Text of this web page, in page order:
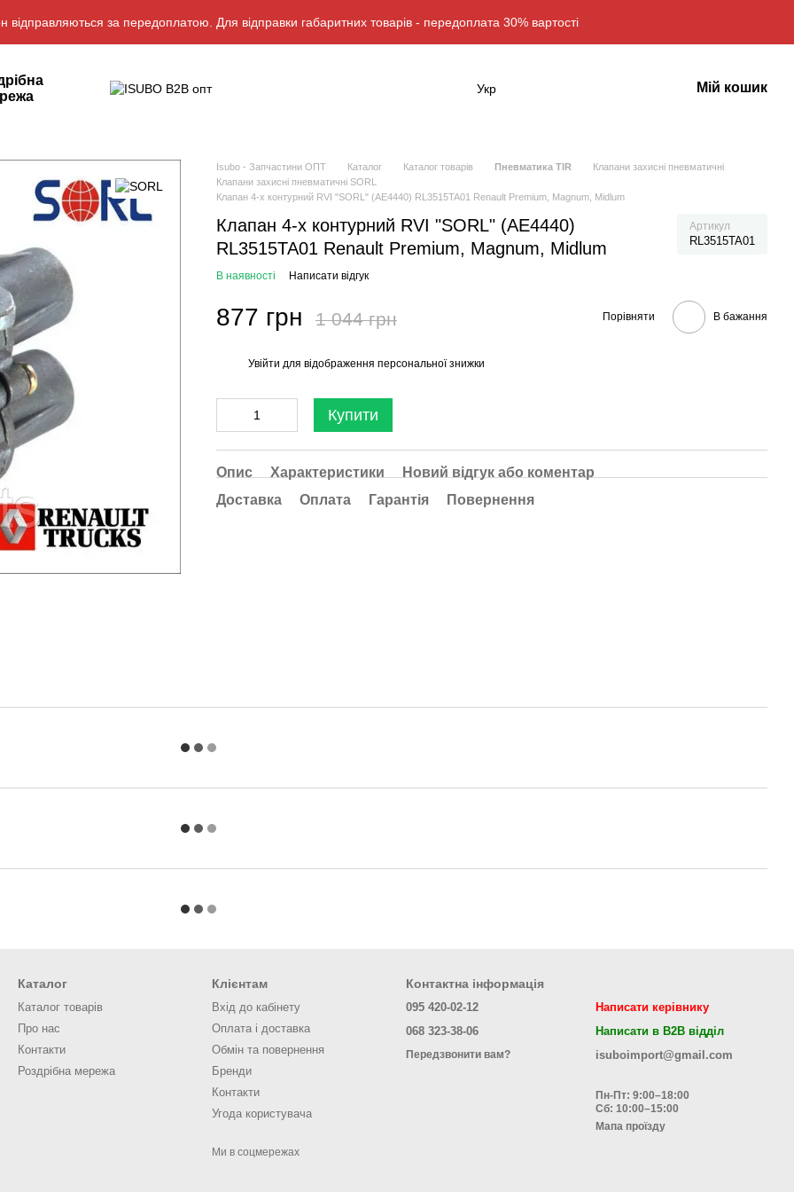
відправляються за передоплатою. Для відправки габаритних товарів - передоплата 30% вартості
Укр Мій кошик
Isubo - Запчастини ОПТ Каталог Каталог товарів Пневматика TIR
Клапани захисні пневматичні
Клапани захисні пневматичні SORL
Клапан 4-х контурний RVI "SORL" (AE4440) RL3515TA01 Renault Premium, Magnum, Midlum
Клапан 4-х контурний RVI "SORL" (AE4440)
RL3515TA01 Renault Premium, Magnum, Midlum
Артикул
RL3515TA01
В наявності Написати відгук
877 грн 1 044 грн Порівняти В бажання
Увійти для відображення персональної знижки
Купити
Опис Характеристики
Новий відгук або коментар
Доставка
Оплата Гарантія Повернення
Каталог
Каталог товарів
Про нас
Контакти
Роздрібна мережа
Клієнтам
Вхід до кабінету
Оплата і доставка
Обмін та повернення
Бренди
Контакти
Угода користувача
Ми в соцмережах
Контактна інформація
095 420-02-12
068 323-38-06
Передзвонити вам?
Написати керівнику
Написати в B2B відділ
isuboimport@gmail.com
Пн-Пт: 9:00–18:00
Сб: 10:00–15:00
Мапа проїзду